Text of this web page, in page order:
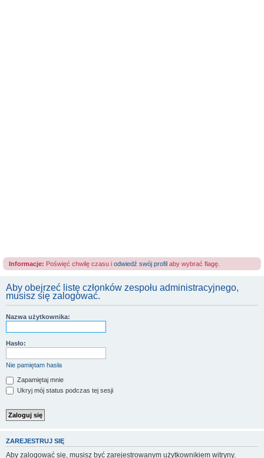
Informacje: Poświęć chwilę czasu i odwiedź swój profil aby wybrać flagę.
Aby obejrzeć listę członków zespołu administracyjnego,
musisz się zalogować.
Nazwa użytkownika:
Hasło:
Nie pamiętam hasła
Zapamiętaj mnie
Ukryj mój status podczas tej sesji
ZAREJESTRUJ SIĘ
Aby zalogować się, musisz być zarejestrowanym użytkownikiem witryny.